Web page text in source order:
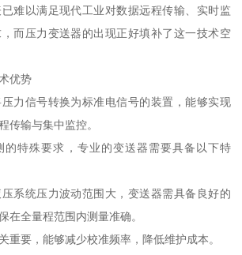
难以满足现代工业对数据远程传输、实时监
而压力变送器的出现正好填补了这一技术空
优势
力信号转换为标准电信号的装置，能够实现
传输与集中监控。
的特殊要求，专业的变送器需要具备以下特
系统压力波动范围大，变送器需具备良好的
在全量程范围内测量准确。
重要，能够减少校准频率，降低维护成本。